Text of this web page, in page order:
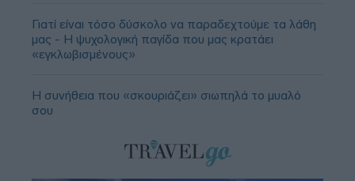
Γιατί είναι τόσο δύσκολο να παραδεχτούμε τα λάθη
μας - Η ψυχολογική παγίδα που μας κρατάει
«εγκλωβισμένους»
Η συνήθεια που «σκουριάζει» σιωπηλά το μυαλό
σου